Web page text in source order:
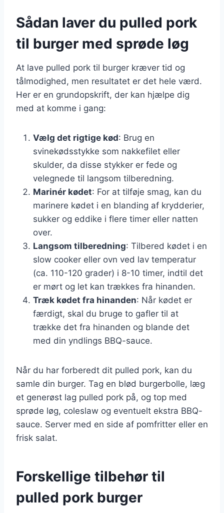
Sådan laver du pulled pork
til burger med sprøde løg
At lave pulled pork til burger kræver tid og
tålmodighed, men resultatet er det hele værd.
Her er en grundopskrift, der kan hjælpe dig
med at komme i gang:
Vælg det rigtige kød: Brug en
svinekødsstykke som nakkefilet eller
skulder, da disse stykker er fede og
velegnede til langsom tilberedning.
Marinér kødet: For at tilføje smag, kan du
marinere kødet i en blanding af krydderier,
sukker og eddike i flere timer eller natten
over.
Langsom tilberedning: Tilbered kødet i en
slow cooker eller ovn ved lav temperatur
(ca. 110-120 grader) i 8-10 timer, indtil det
er mørt og let kan trækkes fra hinanden.
Træk kødet fra hinanden: Når kødet er
færdigt, skal du bruge to gafler til at
trække det fra hinanden og blande det
med din yndlings BBQ-sauce.
Når du har forberedt dit pulled pork, kan du
samle din burger. Tag en blød burgerbolle, læg
et generøst lag pulled pork på, og top med
sprøde løg, coleslaw og eventuelt ekstra BBQ-
sauce. Server med en side af pomfritter eller en
frisk salat.
Forskellige tilbehør til
pulled pork burger